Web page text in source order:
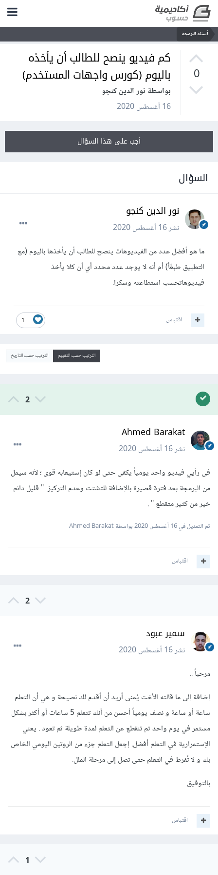
أسئلة البرمجة
0
كم فيديو ينصح للطالب أن يأخذه
باليوم (كورس واجهات المستخدم)
بواسطة نور الدين كنجو
16 أغسطس 2020
أجب على هذا السؤال
السؤال
نور الدين كنجو
نشر16 أغسطس 2020
ما هو أفضل عدد من الفيديوهات ينصح للطالب أن يأخذها باليوم (مع
التطبيق طبعًأ) أم أنه لا يوجد عدد محدد أي أن كلا يأخذ
فيديوهاتحسب استطاعته وشكرا.
1 اقتباس
الترتيب حسب التقييم الترتيب حسب التاريخ
2
Ahmed Barakat
نشر16 أغسطس 2020
فى رأيي فيديو واحد يومياً يكفى حتى لو كان إستيعابه قوى ؛ لأنه سيمل
من البرمجة بعد فترة قصيرة بالإضافة للتشتت وعدم التركيز " قليل دائم
خير من كثير متقطع " .
تم التعديل في16 أغسطس 2020 بواسطة Ahmed Barakat
اقتباس
2
سمير عبود
نشر16 أغسطس 2020
مرحباً ..
إضافة إلى ما قالته الأخت يُمنى أريد أن أقدم لك نصيحة و هي أن التعلم
ساعة أو ساعة و نصف يومياً أحسن من أنك تتعلم 5 ساعات أو أكثر بشكل
مستمر في يوم واحد ثم تنقطع عن التعلم لمدة طويلة ثم تعود . يعني
الإستمرارية في التعلم أفضل. إجعل التعلم جزء من الروتين اليومي الخاص
بك و لا تُفرط في التعلم حتى تصل إلى مرحلة الملل.
بالتوفيق
اقتباس
1